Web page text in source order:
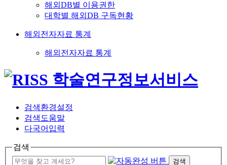
해외DB별 이용권한
대학별 해외DB 구독현황
해외전자자료 통계
해외전자자료 통계
검색환경설정
검색도움말
다국어입력
검색
검색